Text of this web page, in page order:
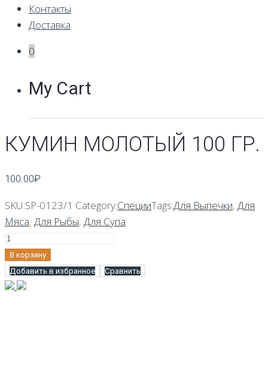
Контакты
Доставка
0
My Cart
КУМИН МОЛОТЫЙ 100 ГР.
100.00₽
SKU:SP-0123/1 Category:СпецииTags:Для Выпечки, Для
Мяса, Для Рыбы, Для Супа
Количество
Кумин
молотый
100
В корзину
Добавить в избранное
Сравнить